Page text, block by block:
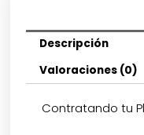
Descripción
Valoraciones (0)
Contratando tu